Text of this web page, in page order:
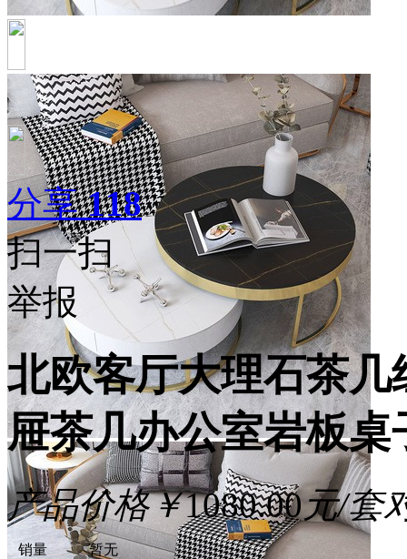
分享118
扫一扫
举报
北欧客厅大理石茶
屉茶几办公室岩板桌
产品价格￥1080.00元/套
销量 暂无